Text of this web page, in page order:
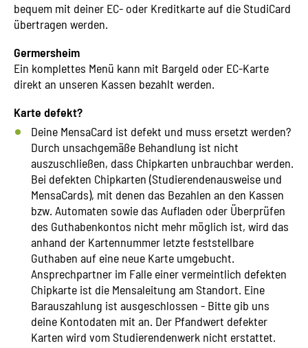
bequem mit deiner EC- oder Kreditkarte auf die StudiCard
übertragen werden.
Germersheim
Ein komplettes Menü kann mit Bargeld oder EC-Karte
direkt an unseren Kassen bezahlt werden.
Karte defekt?
Deine MensaCard ist defekt und muss ersetzt werden?
Durch unsachgemäße Behandlung ist nicht
auszuschließen, dass Chipkarten unbrauchbar werden.
Bei defekten Chipkarten (Studierendenausweise und
MensaCards), mit denen das Bezahlen an den Kassen
bzw. Automaten sowie das Aufladen oder Überprüfen
des Guthabenkontos nicht mehr möglich ist, wird das
anhand der Kartennummer letzte feststellbare
Guthaben auf eine neue Karte umgebucht.
Ansprechpartner im Falle einer vermeintlich defekten
Chipkarte ist die Mensaleitung am Standort. Eine
Barauszahlung ist ausgeschlossen - Bitte gib uns
deine Kontodaten mit an. Der Pfandwert defekter
Karten wird vom Studierendenwerk nicht erstattet.